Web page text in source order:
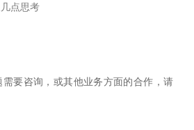
点思考
要咨询，或其他业务方面的合作，请